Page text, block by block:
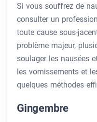
Si vous souffrez de
consulter un
toute cause sous-
problème majeur,
soulager les nausées
les vomissements et
quelques méthodes
Gingembre